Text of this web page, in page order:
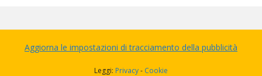
Aggiorna le impostazioni di tracciamento della pubblicità
Leggi: Privacy- Cookie